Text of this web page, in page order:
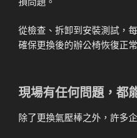
從檢查、拆卸到安裝測試，
確保更換後的辦公椅恢復正
現場有任何問題，都
除了更換氣壓棒之外，許多